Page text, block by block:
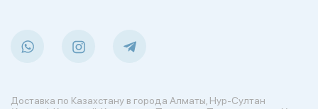
Доставка по Казахстану в города Алматы, Нур-Султан